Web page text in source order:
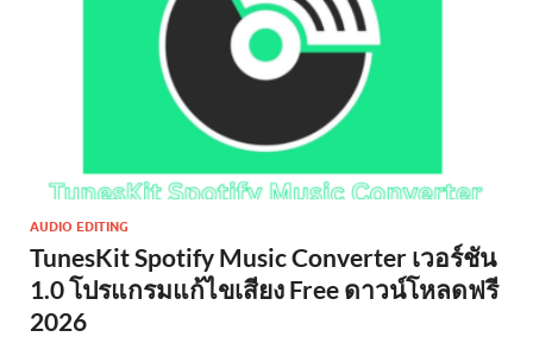
AUDIO EDITING
TunesKit Spotify Music Converter เวอร์ชัน
1.0 โปรแกรมแก้ไขเสียง Free ดาวน์โหลดฟรี
2026